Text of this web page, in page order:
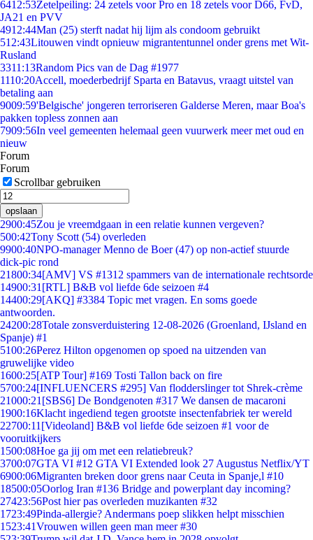
6412:53Zetelpeiling: 24 zetels voor Pro en 18 zetels voor D66, FvD,
JA21 en PVV
4912:44Man (25) sterft nadat hij lijm als condoom gebruikt
512:43Litouwen vindt opnieuw migrantentunnel onder grens met Wit-
Rusland
3311:13Random Pics van de Dag #1977
1110:20Accell, moederbedrijf Sparta en Batavus, vraagt uitstel van
betaling aan
9009:59'Belgische' jongeren terroriseren Galderse Meren, maar Boa's
pakken topless zonnen aan
7909:56In veel gemeenten helemaal geen vuurwerk meer met oud en
nieuw
Forum
Forum
Scrollbar gebruiken
opslaan
2900:45Zou je vreemdgaan in een relatie kunnen vergeven?
500:42Tony Scott (54) overleden
9900:40NPO-manager Menno de Boer (47) op non-actief stuurde
dick-pic rond
21800:34[AMV] VS #1312 spammers van de internationale rechtsorde
14900:31 [RTL] B&B vol liefde 6de seizoen #4
14400:29[AKQ] #3384 Topic met vragen. En soms goede
antwoorden.
24200:28Totale zonsverduistering 12-08-2026 (Groenland, IJsland en
Spanje) #1
5100:26Perez Hilton opgenomen op spoed na uitzenden van
gruwelijke video
1600:25[ATP Tour] #169 Tosti Tallon back on fire
5700:24[INFLUENCERS #295] Van flodderslinger tot Shrek-crème
21000:21 [SBS6] De Bondgenoten #317 We dansen de macaroni
1900:16Klacht ingediend tegen grootste insectenfabriek ter wereld
22700:11 [Videoland] B&B vol liefde 6de seizoen #1 voor de
vooruitkijkers
1500:08Hoe ga jij om met een relatiebreuk?
3700:07GTA VI #12 GTA VI Extended look 27 Augustus Netflix/YT
6900:06Migranten breken door grens naar Ceuta in Spanje,l #10
18500:05Oorlog Iran #136 Bridge and powerplant day incoming?
27423:56Post hier pas overleden muzikanten #32
1723:49Pinda-allergie? Andermans poep slikken helpt misschien
1523:41Vrouwen willen geen man meer #30